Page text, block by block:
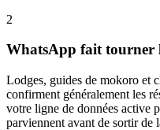
2
WhatsApp fait tourner
Lodges, guides de mokoro et
confirment généralement les
votre ligne de données active
parviennent avant de sortir de